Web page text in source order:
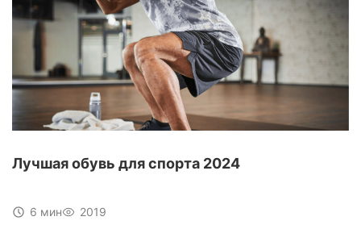
Лучшая обувь для спорта 2024
6 мин
2019